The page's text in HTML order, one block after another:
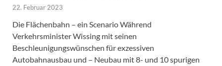
22. Februar 2023
Die Flächenbahn – ein Scenario Während
Verkehrsminister Wissing mit seinen
Beschleunigungswünschen für exzessiven
Autobahnausbau und – Neubau mit 8- und 10 spurigen